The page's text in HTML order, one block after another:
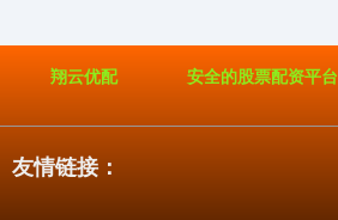
翔云优配 安全的股票配资平台
友情链接：